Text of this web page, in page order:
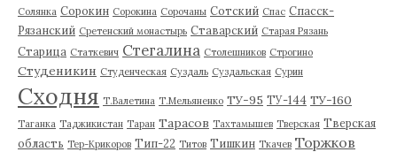
Солянка Сорокин Сорокина Сорочаны Сотский Спас Спасск-
Рязанский Сретенский монастырь Ставарский Старая Рязань
Старица Статкевич Стегалина Столешников Строгино
Студеникин Студенческая Суздаль Суздальская Сурин
Сходня Т.Валетина Т.Мельяненко ТУ-95 ТУ-144 ТУ-160
Таганка Таджикистан Таран Тарасов Тахтамышев Тверская Тверская
область Тер-Крикоров Тип-22 Титов Тишкин Ткачев Торжков